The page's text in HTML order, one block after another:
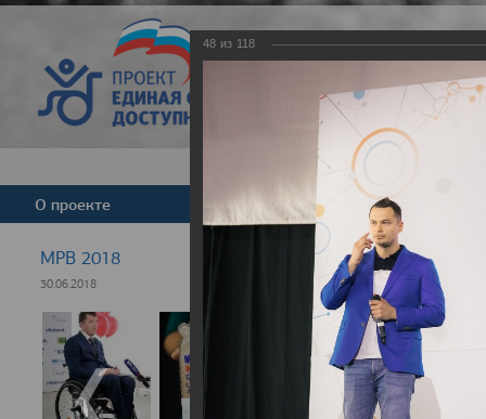
Версия для
О проекте Команда Новости
МРВ 2018
30.06.2018
48 из 118